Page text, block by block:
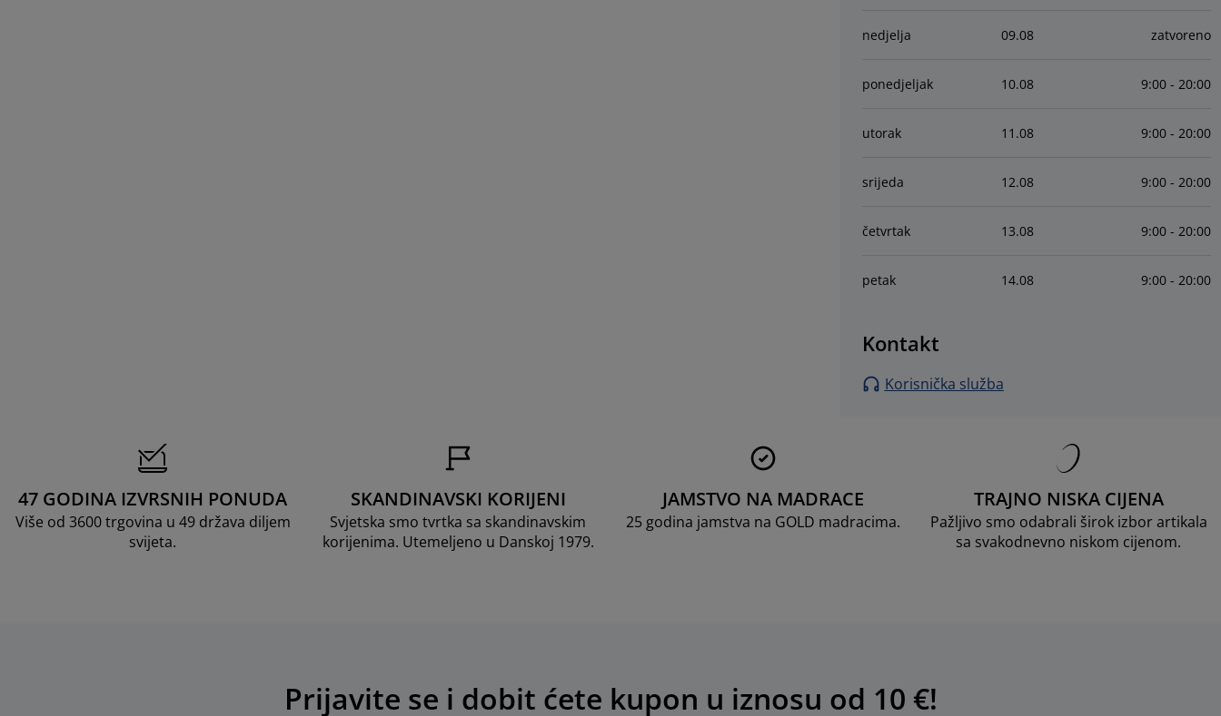
nedjelja 09.08 zatvoreno
ponedjeljak 10.08 9:00 - 20:00
utorak 11 .08 9:00 - 20:00
srijeda 12.08 9:00 - 20:00
četvrtak 13.08 9:00 - 20:00
petak 14.08 9:00 - 20:00
Kontakt
Korisnička služba
47 GODINA IZVRSNIH PONUDA
Više od 3600 trgovina u 49 država diljem
svijeta.
SKANDINAVSKI KORIJENI
Svjetska smo tvrtka sa skandinavskim
korijenima. Utemeljeno u Danskoj 1979.
JAMSTVO NA MADRACE
25 godina jamstva na GOLD madracima.
TRAJNO NISKA CIJENA
Pažljivo smo odabrali širok izbor artikala
sa svakodnevno niskom cijenom.
Prijavite se i dobit ćete kupon u iznosu od 10 €!